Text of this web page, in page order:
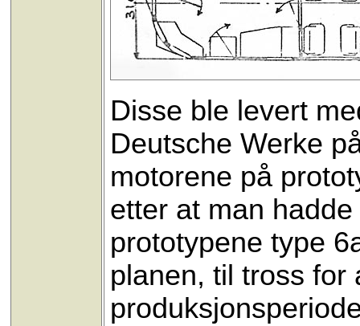
Disse ble levert
Deutsche Werke
motorene på
etter at man
prototypene type
planen, til tross for